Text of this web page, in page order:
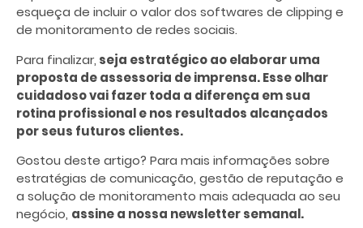
esqueça de incluir o valor dos softwares de clipping e
de monitoramento de redes sociais.
Para finalizar, seja estratégico ao elaborar uma
proposta de assessoria de imprensa. Esse olhar
cuidadoso vai fazer toda a diferença em sua
rotina profissional e nos resultados alcançados
por seus futuros clientes.
Gostou deste artigo? Para mais informações sobre
estratégias de comunicação, gestão de reputação e
a solução de monitoramento mais adequada ao seu
negócio, assine a nossa newsletter semanal.